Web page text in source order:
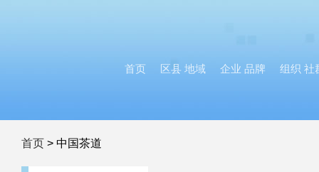
首页 区县 地域 企业 品牌 组织 社
首页 > 中国茶道